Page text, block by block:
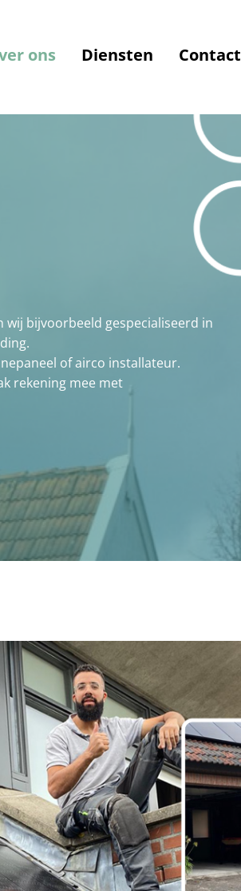
ons Diensten Contact
wij bijvoorbeeld gespecialiseerd in
of airco installateur.
rekening mee met